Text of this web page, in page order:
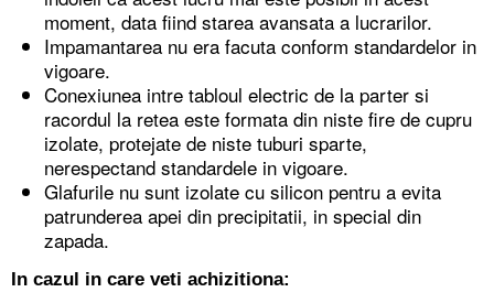
moment, data fiind starea avansata a lucrarilor.
Impamantarea nu era facuta conform standardelor in
vigoare.
Conexiunea intre tabloul electric de la parter si
racordul la retea este formata din niste fire de cupru
izolate, protejate de niste tuburi sparte,
nerespectand standardele in vigoare.
Glafurile nu sunt izolate cu silicon pentru a evita
patrunderea apei din precipitatii, in special din
zapada.
In cazul in care veti achizitiona: